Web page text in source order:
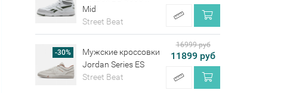
Mid
Street Beat
-30%
Мужские кроссовки
Jordan Series ES
Street Beat
16999 руб
11899 руб